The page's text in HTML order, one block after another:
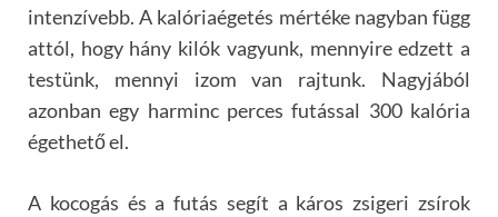
intenzívebb. A kalóriaégetés mértéke nagyban függ
attól, hogy hány kilók vagyunk, mennyire edzett a
testünk, mennyi izom van rajtunk. Nagyjából
azonban egy harminc perces futással 300 kalória
égethető el.
A kocogás és a futás segít a káros zsigeri zsírok